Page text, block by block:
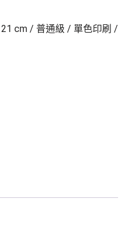
cm / 普通級 / 單色印刷 /